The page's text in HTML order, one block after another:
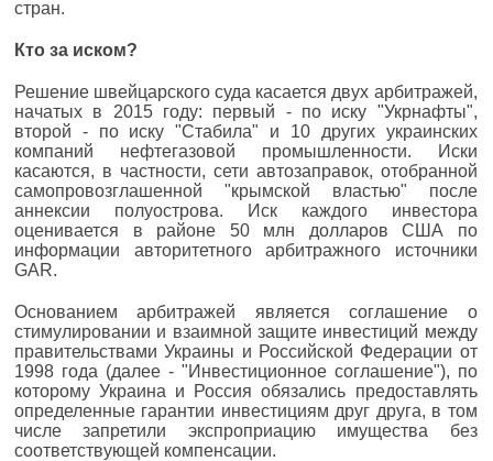
стран.
Кто за иском?
Решение швейцарского суда касается двух арбитражей,
начатых в 2015 году: первый - по иску "Укрнафты",
второй - по иску "Стабила" и 10 других украинских
компаний нефтегазовой промышленности. Иски
касаются, в частности, сети автозаправок, отобранной
самопровозглашенной "крымской властью" после
аннексии полуострова. Иск каждого инвестора
оценивается в районе 50 млн долларов США по
информации авторитетного арбитражного источники
GAR.
Основанием арбитражей является соглашение о
стимулировании и взаимной защите инвестиций между
правительствами Украины и Российской Федерации от
1998 года (далее - "Инвестиционное соглашение"), по
которому Украина и Россия обязались предоставлять
определенные гарантии инвестициям друг друга, в том
числе запретили экспроприацию имущества без
соответствующей компенсации.